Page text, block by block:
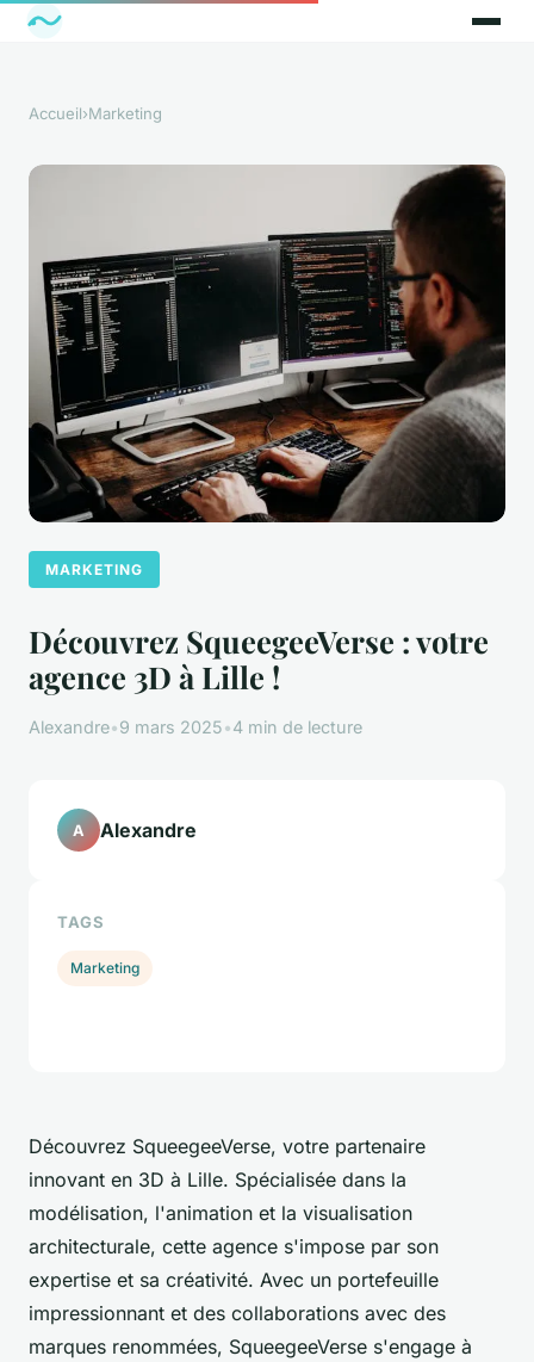
Accueil›Marketing
MARKETING
Découvrez SqueegeeVerse : votre
agence 3D à Lille !
Alexandre•9 mars 2025•4 min de lecture
Découvrez SqueegeeVerse, votre partenaire
innovant en 3D à Lille. Spécialisée dans la
modélisation, l'animation et la visualisation
architecturale, cette agence s'impose par son
expertise et sa créativité. Avec un portefeuille
impressionnant et des collaborations avec des
marques renommées, SqueegeeVerse s'engage à
A Alexandre
TAGS
Marketing